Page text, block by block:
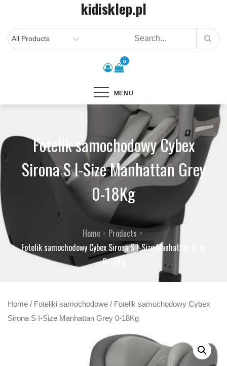
content
kidisklep.pl
0
MENU
Fotelik samochodowy Cybex
Sirona S I-Size Manhattan Grey
0-18Kg
Home
Products
Fotelik samochodowy Cybex Sirona S I-Size Manhattan Grey
0-18Kg
Home / Foteliki samochodowe / Fotelik samochodowy Cybex
Sirona S I-Size Manhattan Grey 0-18Kg